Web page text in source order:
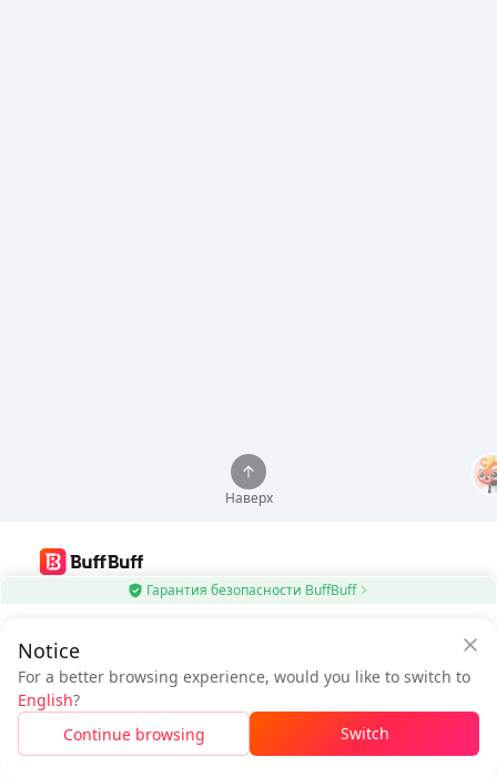
Гарантия безопасности BuffBuff
$0.61
Сэкономьте
приложением BuffBuff
К оплате
Безопасное пополнение через приложение BuffBuff
Скачайте, чтобы получить50 баллов (0.50 USD)
Notice
For a better browsing experience, would you like to switch to
English?
Continue browsing
Switch
Наверх
Используйте приложение BuffBuff для автоматического обновления
Скачать BuffBuff
Подписаться